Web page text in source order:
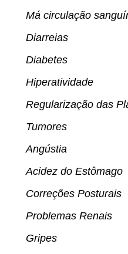
Má circulação
Diarreias
Diabetes
Hiperatividade
Regularização das
Tumores
Angústia
Acidez do Estômago
Correções Posturais
Problemas Renais
Gripes